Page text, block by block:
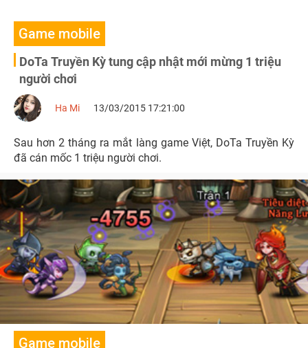
Game mobile
DoTa Truyền Kỳ tung cập nhật mới mừng 1 triệu
người chơi
Ha Mi 13/03/2015 17:21:00
Sau hơn 2 tháng ra mắt làng game Việt, DoTa Truyền Kỳ
đã cán mốc 1 triệu người chơi.
Game mobile